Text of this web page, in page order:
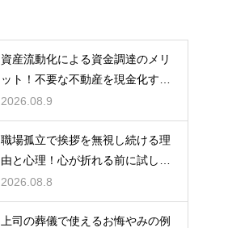
資産流動化による資金調達のメリ
ット！不要な不動産を現金化する
仕組み
2026.08.9
職場孤立で挨拶を無視し続ける理
由と心理！心が折れる前に試した
い関係改善策
2026.08.8
上司の葬儀で使えるお悔やみの例